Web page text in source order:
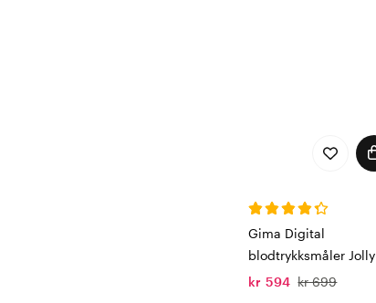
Gima Digital
blodtrykksmåler Jolly
kr 594 kr 699